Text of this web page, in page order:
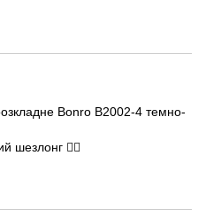
Bonro B2002-4 темно-
шезлонг 👍🏻